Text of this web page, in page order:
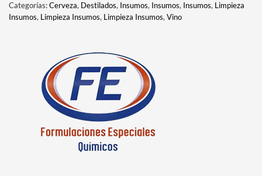
Categorías:Cerveza, Destilados, Insumos, Insumos, Insumos, Limpieza
Insumos, Limpieza Insumos, Limpieza Insumos, Vino